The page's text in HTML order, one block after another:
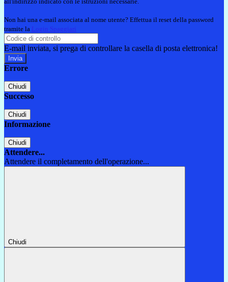
Non hai una e-mail associata al nome utente? Effettua il reset della password
tramite la Login Spaggiari
E-mail inviata, si prega di controllare la casella di posta elettronica!
Errore
Chiudi
Successo
Chiudi
Informazione
Chiudi
Attendere...
Attendere il completamento dell'operazione...
Chiudi